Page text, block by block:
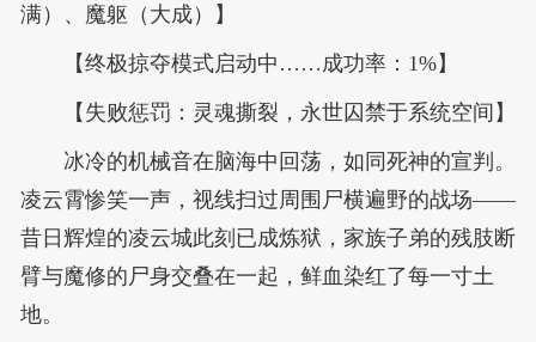
满）、魔躯（大成）】
【终极掠夺模式启动中……成功率：1%】
【失败惩罚：灵魂撕裂，永世囚禁于系统空间】
冰冷的机械音在脑海中回荡，如同死神的宣判。
凌云霄惨笑一声，视线扫过周围尸横遍野的战场——
昔日辉煌的凌云城此刻已成炼狱，家族子弟的残肢断
臂与魔修的尸身交叠在一起，鲜血染红了每一寸土
地。